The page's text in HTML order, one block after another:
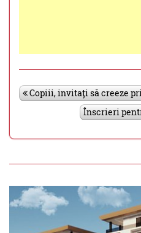
Copiii, invitați să creeze
Înscrieri